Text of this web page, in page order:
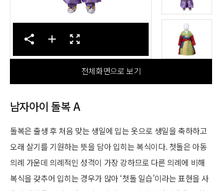
전체화면으로 보기
남자아이 돌복 A
돌복은 출생 후 처음 맞는 생일에 입는 옷으로 생일을 축하하고
오래 살기를 기원하는 뜻을 담아 입히는 복식이다. 첫돌은 아동
의례 가운데 의례적인 성격이 가장 강하므로 다른 의례에 비해
복식을 갖추어 입히는 경우가 많아 ‘첫돌 일습’이라는 표현을 사